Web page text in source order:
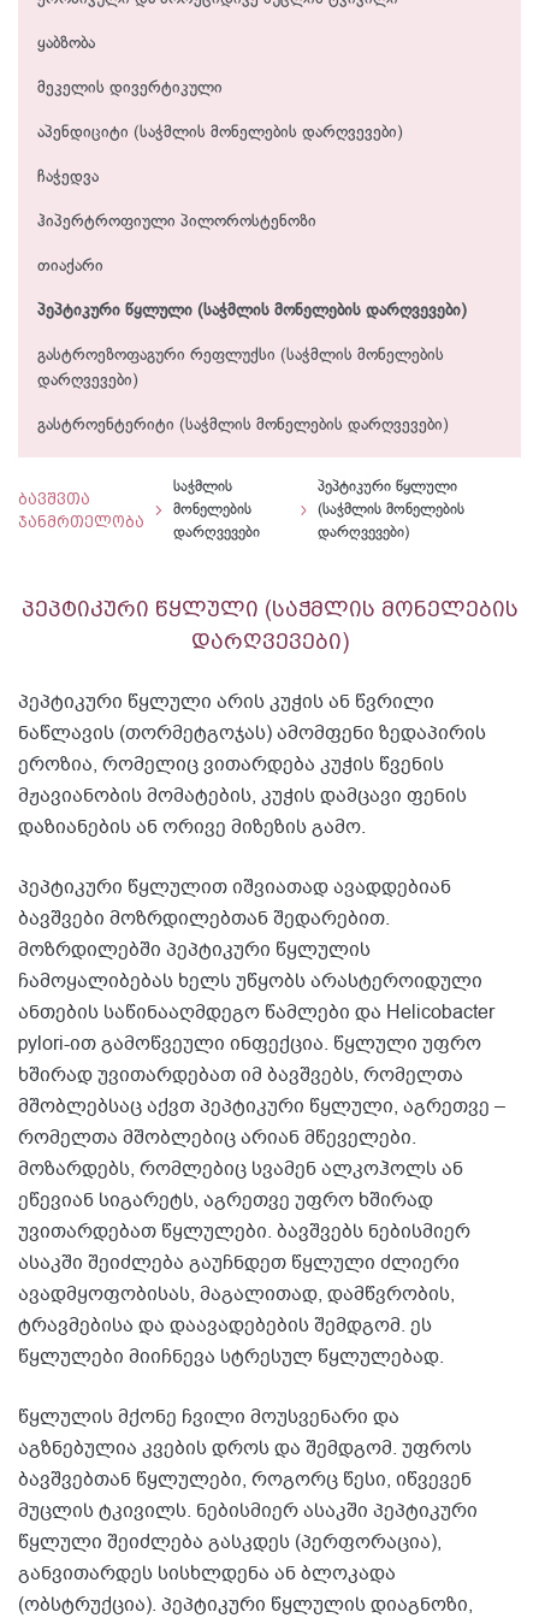
ყაბზობა
მეკელის დივერტიკული
აპენდიციტი (საჭმლის მონელების დარღვევები)
ჩაჭედვა
ჰიპერტროფიული პილოროსტენოზი
თიაქარი
პეპტიკური წყლული (საჭმლის მონელების დარღვევები)
გასტროეზოფაგური რეფლუქსი (საჭმლის მონელების
დარღვევები)
გასტროენტერიტი (საჭმლის მონელების დარღვევები)
ბავშვთა
ჯანმრთელობა
საჭმლის
მონელების
დარღვევები
პეპტიკური წყლული
(საჭმლის მონელების
დარღვევები)
პეპტიკური წყლული (საჭმლის მონელების
დარღვევები)
პეპტიკური წყლული არის კუჭის ან წვრილი
ნაწლავის (თორმეტგოჯას) ამომფენი ზედაპირის
ეროზია, რომელიც ვითარდება კუჭის წვენის
მჟავიანობის მომატების, კუჭის დამცავი ფენის
დაზიანების ან ორივე მიზეზის გამო.
პეპტიკური წყლულით იშვიათად ავადდებიან
ბავშვები მოზრდილებთან შედარებით.
მოზრდილებში პეპტიკური წყლულის
ჩამოყალიბებას ხელს უწყობს არასტეროიდული
ანთების საწინააღმდეგო წამლები და Helicobacter
pylori-ით გამოწვეული ინფექცია. წყლული უფრო
ხშირად უვითარდებათ იმ ბავშვებს, რომელთა
მშობლებსაც აქვთ პეპტიკური წყლული, აგრეთვე –
რომელთა მშობლებიც არიან მწეველები.
მოზარდებს, რომლებიც სვამენ ალკოჰოლს ან
ეწევიან სიგარეტს, აგრეთვე უფრო ხშირად
უვითარდებათ წყლულები. ბავშვებს ნებისმიერ
ასაკში შეიძლება გაუჩნდეთ წყლული ძლიერი
ავადმყოფობისას, მაგალითად, დამწვრობის,
ტრავმებისა და დაავადებების შემდგომ. ეს
წყლულები მიიჩნევა სტრესულ წყლულებად.
წყლულის მქონე ჩვილი მოუსვენარი და
აგზნებულია კვების დროს და შემდგომ. უფროს
ბავშვებთან წყლულები, როგორც წესი, იწვევენ
მუცლის ტკივილს. ნებისმიერ ასაკში პეპტიკური
წყლული შეიძლება გასკდეს (პერფორაცია),
განვითარდეს სისხლდენა ან ბლოკადა
(ობსტრუქცია). პეპტიკური წყლულის დიაგნოზი,